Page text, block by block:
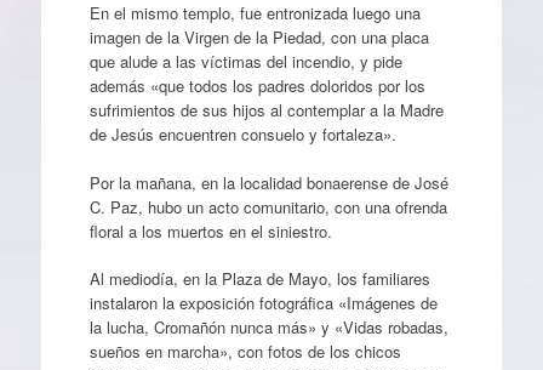
En el mismo templo, fue entronizada luego una
imagen de la Virgen de la Piedad, con una placa
que alude a las víctimas del incendio, y pide
además «que todos los padres doloridos por los
sufrimientos de sus hijos al contemplar a la Madre
de Jesús encuentren consuelo y fortaleza».
Por la mañana, en la localidad bonaerense de José
C. Paz, hubo un acto comunitario, con una ofrenda
floral a los muertos en el siniestro.
Al mediodía, en la Plaza de Mayo, los familiares
instalaron la exposición fotográfica «Imágenes de
la lucha, Cromañón nunca más» y «Vidas robadas,
sueños en marcha», con fotos de los chicos